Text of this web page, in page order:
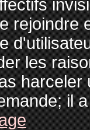
rejoindre
les
il